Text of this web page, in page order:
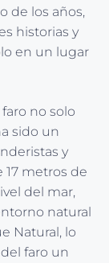
de los años,
historias y
en un lugar
no solo
sido un
y
17 metros de
del mar,
natural
Natural, lo
faro un